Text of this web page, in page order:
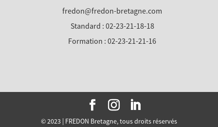
fredon@fredon-bretagne.com
Standard : 02-23-21-18-18
Formation : 02-23-21-21-16
© 2023 | FREDON Bretagne, tous droits réservés